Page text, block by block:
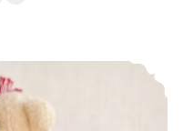
van spuitchocolade